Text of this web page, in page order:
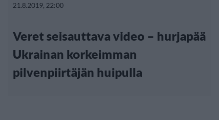
21.8.2019, 22:00
Veret seisauttava video – hurjapää
Ukrainan korkeimman
pilvenpiirtäjän huipulla